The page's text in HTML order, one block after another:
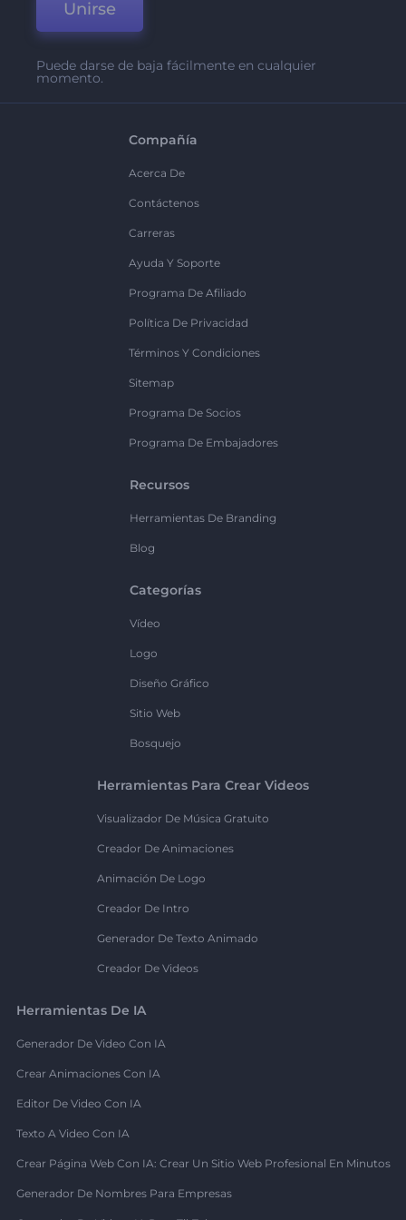
Unirse
Puede darse de baja fácilmente en cualquier
momento.
Compañía
Acerca De
Contáctenos
Carreras
Ayuda Y Soporte
Programa De Afiliado
Política De Privacidad
Términos Y Condiciones
Sitemap
Programa De Socios
Programa De Embajadores
Recursos
Herramientas De Branding
Blog
Categorías
Vídeo
Logo
Diseño Gráfico
Sitio Web
Bosquejo
Herramientas Para Crear Videos
Visualizador De Música Gratuito
Creador De Animaciones
Animación De Logo
Creador De Intro
Generador De Texto Animado
Creador De Videos
Herramientas De IA
Generador De Video Con IA
Crear Animaciones Con IA
Editor De Video Con IA
Texto A Video Con IA
Crear Página Web Con IA: Crear Un Sitio Web Profesional En Minutos
Generador De Nombres Para Empresas